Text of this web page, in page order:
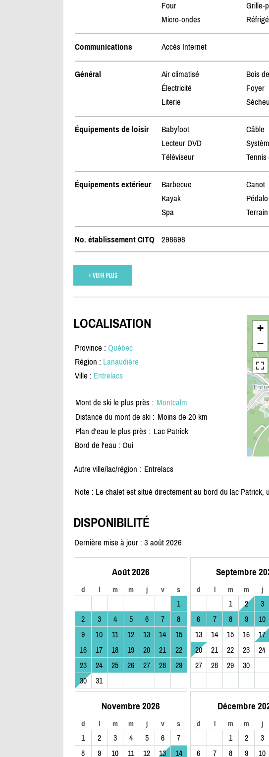
Four
Grille-
Micro-ondes
Communications Accès Internet
Général Air climatisé Bois
Électricité
Foyer
Literie
Équipements de loisir Babyfoot Câble
Lecteur DVD
Téléviseur
Tennis
Équipements extérieur Barbecue Canot
Kayak
Pédalo
Spa
No. établissement CITQ 298698
+ VOIR PLUS
+
−
LOCALISATION
Province : Québec
Région : Lanaudière
Ville : Entrelacs
Mont de ski le plus près : Montcalm
Distance du mont de ski : Moins de 20 km
Plan d'eau le plus près : Lac Patrick
Bord de l'eau : Oui
Autre ville/lac/région : Entrelacs
Note : Le chalet est situé directement au bord du lac Patrick,
DISPONIBILITÉ
Dernière mise à jour : 3 août 2026
Août 2026
d l m m j v s
1
2
3 4 5 6 7
8
9
10 11 12 13 14
15
16
17 18 19 20 21
22
23
24 25 26 27 28
29
30
31
Septembre
d l m m j
1 2 3
6
7 8 9 10
13
14 15 16 17
20
21 22 23 24
27
28 29 30
Novembre 2026
d l m m j v s
1 2 3 4 5 6
7
8
9 10 11 12 13 14
Décembre
d l m m j
1 2 3
6
7 8 9 10